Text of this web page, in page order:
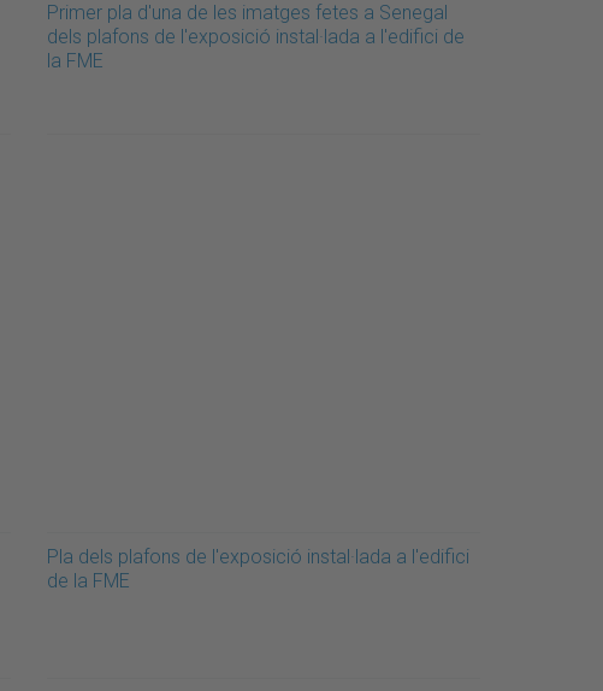
Primer pla d'una de les imatges fetes a Senegal
dels plafons de l'exposició instal·lada a l'edifici de
la FME
Pla dels plafons de l'exposició instal·lada a l'edifici
de la FME